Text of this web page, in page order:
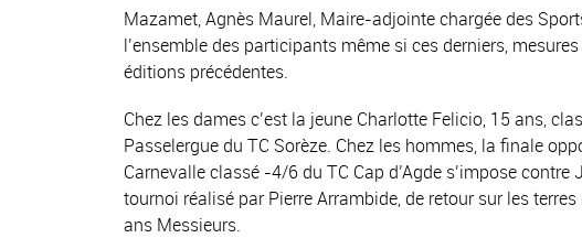
Mazamet, Agnès Maurel, Maire-adjointe chargée des
l’ensemble des participants même si ces derniers,
éditions précédentes.
Chez les dames c’est la jeune Charlotte Felicio, 15 ans,
Passelergue du TC Sorèze. Chez les hommes, la finale
Carnevalle classé -4/6 du TC Cap d’Agde s’impose
tournoi réalisé par Pierre Arrambide, de retour sur les
ans Messieurs.